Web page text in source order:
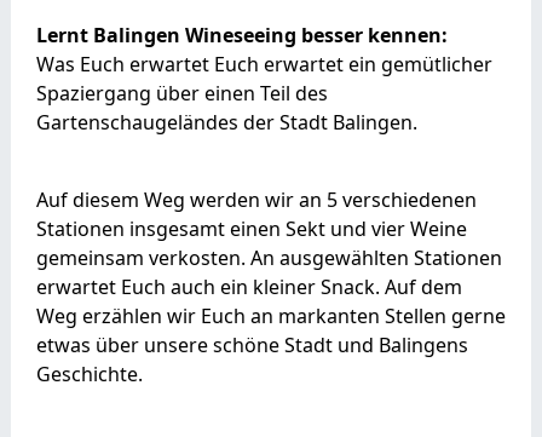
Lernt Balingen Wineseeing besser kennen:
Was Euch erwartet Euch erwartet ein gemütlicher
Spaziergang über einen Teil des
Gartenschaugeländes der Stadt Balingen.
Auf diesem Weg werden wir an 5 verschiedenen
Stationen insgesamt einen Sekt und vier Weine
gemeinsam verkosten. An ausgewählten Stationen
erwartet Euch auch ein kleiner Snack. Auf dem
Weg erzählen wir Euch an markanten Stellen gerne
etwas über unsere schöne Stadt und Balingens
Geschichte.